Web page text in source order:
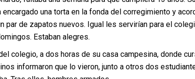
encargado una torta en la fonda del corregimiento y
par de zapatos nuevos. Igual les servirían para el
Estaban alegres.
colegio, a dos horas de su casa campesina, donde
informaron que lo vieron, junto a otros dos